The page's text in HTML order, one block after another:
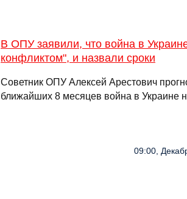
В ОПУ заявили, что война в
конфликтом", и назвали сроки
Советник ОПУ Алексей Арестович
ближайших 8 месяцев война в Украине
09:00,